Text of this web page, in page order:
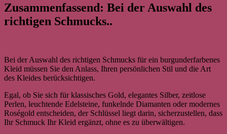
Zusammenfassend: Bei der Auswahl des
richtigen Schmucks..
Bei der Auswahl des richtigen Schmucks für ein burgunderfarbenes
Kleid müssen Sie den Anlass, Ihren persönlichen Stil und die Art
des Kleides berücksichtigen.
Egal, ob Sie sich für klassisches Gold, elegantes Silber, zeitlose
Perlen, leuchtende Edelsteine, funkelnde Diamanten oder modernes
Roségold entscheiden, der Schlüssel liegt darin, sicherzustellen, dass
Ihr Schmuck Ihr Kleid ergänzt, ohne es zu überwältigen.